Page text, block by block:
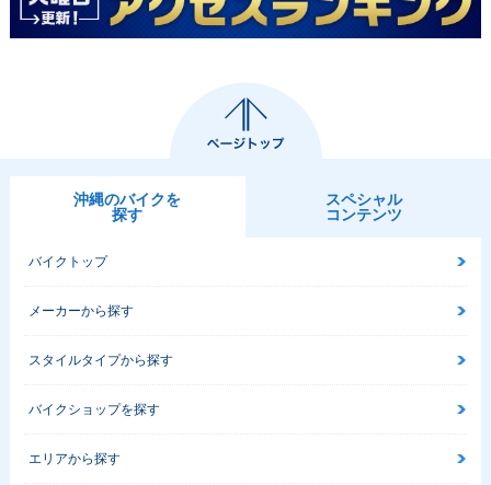
沖縄のバイクを
探す
スペシャル
コンテンツ
バイクトップ
メーカーから探す
スタイルタイプから探す
バイクショップを探す
エリアから探す